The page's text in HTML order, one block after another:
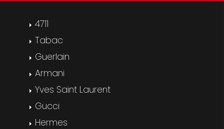
4711
Tabac
Guerlain
Armani
Yves Saint Laurent
Gucci
Hermes